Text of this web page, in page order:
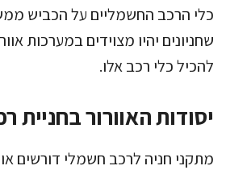
כלי הרכב החשמליים על הכביש
שחניונים יהיו מצוידים במערכות
להכיל כלי רכב אלו.
יסודות האוורור בחניית
מתקני חניה לרכב חשמלי דורשים